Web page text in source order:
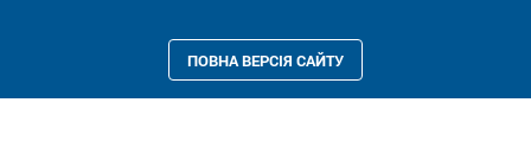
ПОВНА ВЕРСІЯ САЙТУ